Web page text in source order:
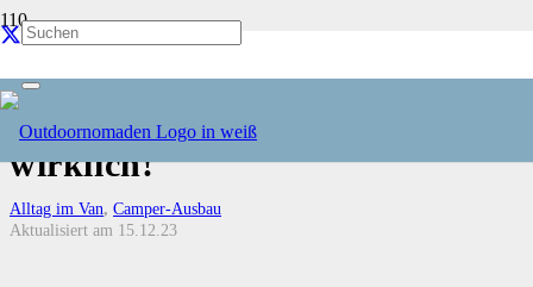
– So gut ist das Boxio Wash
wirklich!
Alltag im Van, Camper-Ausbau
Aktualisiert am 15.12.23